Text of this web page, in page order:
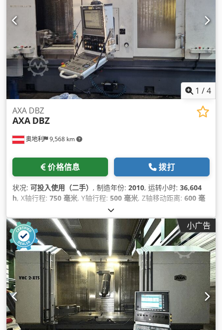
1 /4
奥地利 9,568 km
AXA DBZ
AXA DBZ
价格信息 拨打
状况: 可投入使用（二手） , 制造年份: 2010, 运转小时: 36,604
h, X轴行程: 750 毫米, Y轴行程: 500 毫米, Z轴移动距离: 600 毫
,
小广告